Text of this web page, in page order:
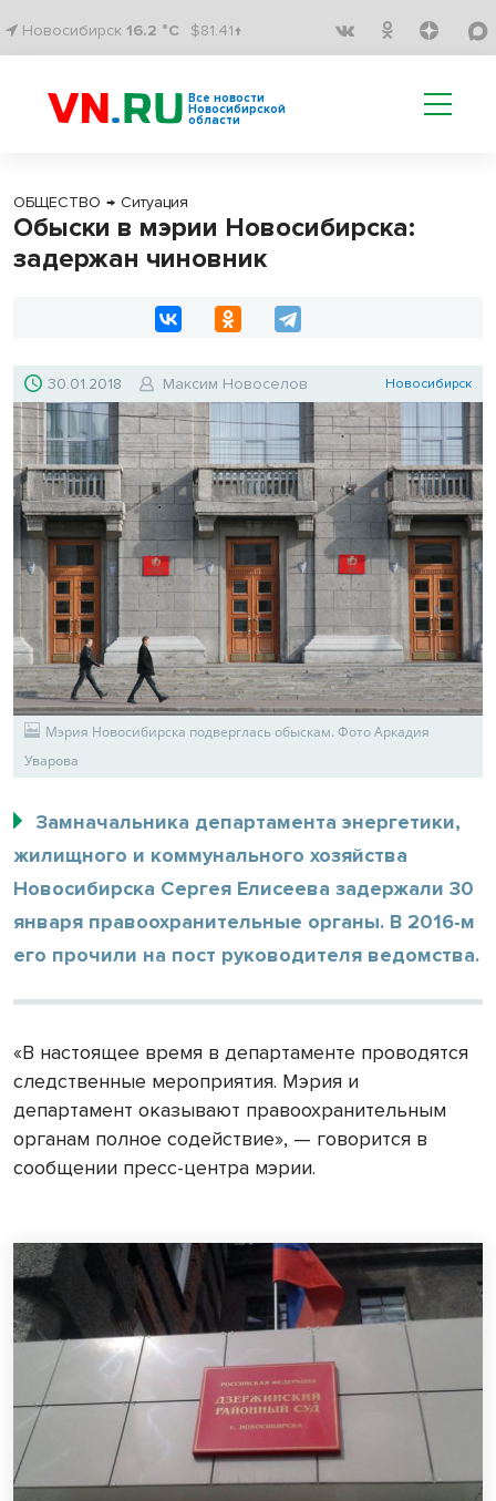
Новосибирск 16.2 °C $81.41↑
Все новости
Новосибирской
области
ОБЩЕСТВО → Ситуация
Обыски в мэрии Новосибирска:
задержан чиновник
30.01.2018 Максим Новоселов Новосибирск
Мэрия Новосибирска подверглась обыскам. Фото Аркадия
Уварова
Замначальника департамента энергетики,
жилищного и коммунального хозяйства
Новосибирска Сергея Елисеева задержали 30
января правоохранительные органы. В 2016-м
его прочили на пост руководителя ведомства.
«В настоящее время в департаменте проводятся
следственные мероприятия. Мэрия и
департамент оказывают правоохранительным
органам полное содействие», — говорится в
сообщении пресс-центра мэрии.